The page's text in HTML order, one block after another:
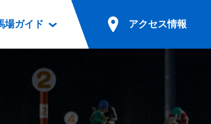
ネット投票
場ガイド アクセス情報
無料送迎バスでのご来場